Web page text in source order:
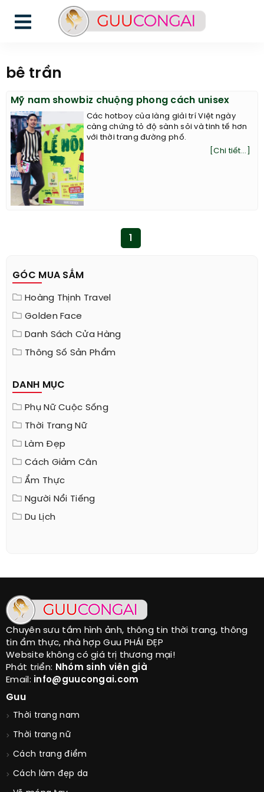
bê trần
Mỹ nam showbiz chuộng phong cách unisex
Các hotboy của làng giải trí Việt ngày
càng chứng tỏ độ sành sỏi và tinh tế hơn
với thời trang đường phố.
[Chi tiết...]
GÓC MUA SẮM
Hoàng Thịnh Travel
Golden Face
Danh Sách Cửa Hàng
Thông Số Sản Phẩm
DANH MỤC
Phụ Nữ Cuộc Sống
Thời Trang Nữ
Làm Đẹp
Cách Giảm Cân
Ẩm Thực
Người Nổi Tiếng
Du Lịch
Chuyên sưu tầm hình ảnh, thông tin thời trang, thông
tin ẩm thực, nhà hợp Guu PHÁI ĐẸP
Website không có giá trị thương mại!
Phát triển: Nhóm sinh viên già
Email: info@guucongai.com
Guu
Thời trang nam
Thời trang nữ
Cách trang điểm
Cách làm đẹp da